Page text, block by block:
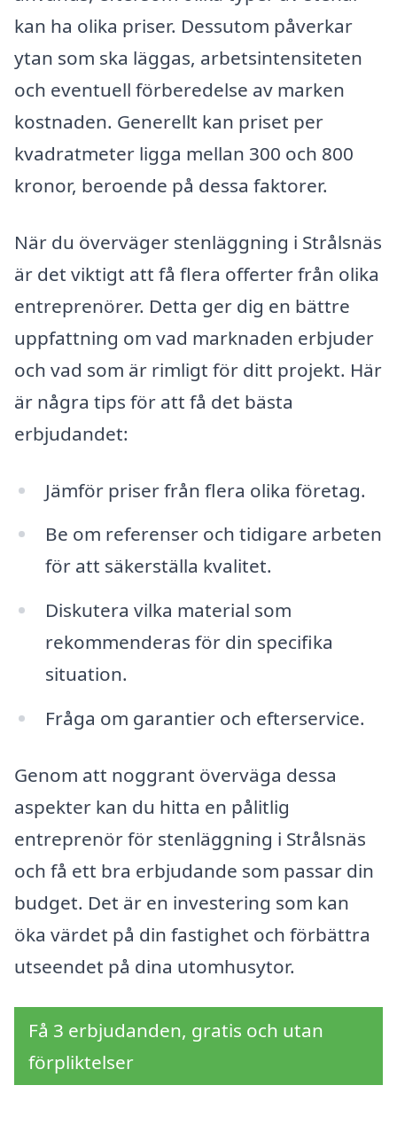
kan ha olika priser. Dessutom påverkar
ytan som ska läggas, arbetsintensiteten
och eventuell förberedelse av marken
kostnaden. Generellt kan priset per
kvadratmeter ligga mellan 300 och 800
kronor, beroende på dessa faktorer.
När du överväger stenläggning i Strålsnäs
är det viktigt att få flera offerter från olika
entreprenörer. Detta ger dig en bättre
uppfattning om vad marknaden erbjuder
och vad som är rimligt för ditt projekt. Här
är några tips för att få det bästa
erbjudandet:
Jämför priser från flera olika företag.
Be om referenser och tidigare arbeten
för att säkerställa kvalitet.
Diskutera vilka material som
rekommenderas för din specifika
situation.
Fråga om garantier och efterservice.
Genom att noggrant överväga dessa
aspekter kan du hitta en pålitlig
entreprenör för stenläggning i Strålsnäs
och få ett bra erbjudande som passar din
budget. Det är en investering som kan
öka värdet på din fastighet och förbättra
utseendet på dina utomhusytor.
Få 3 erbjudanden, gratis och utan
förpliktelser